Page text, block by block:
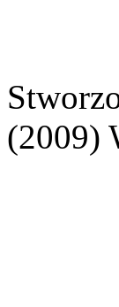
(2009)